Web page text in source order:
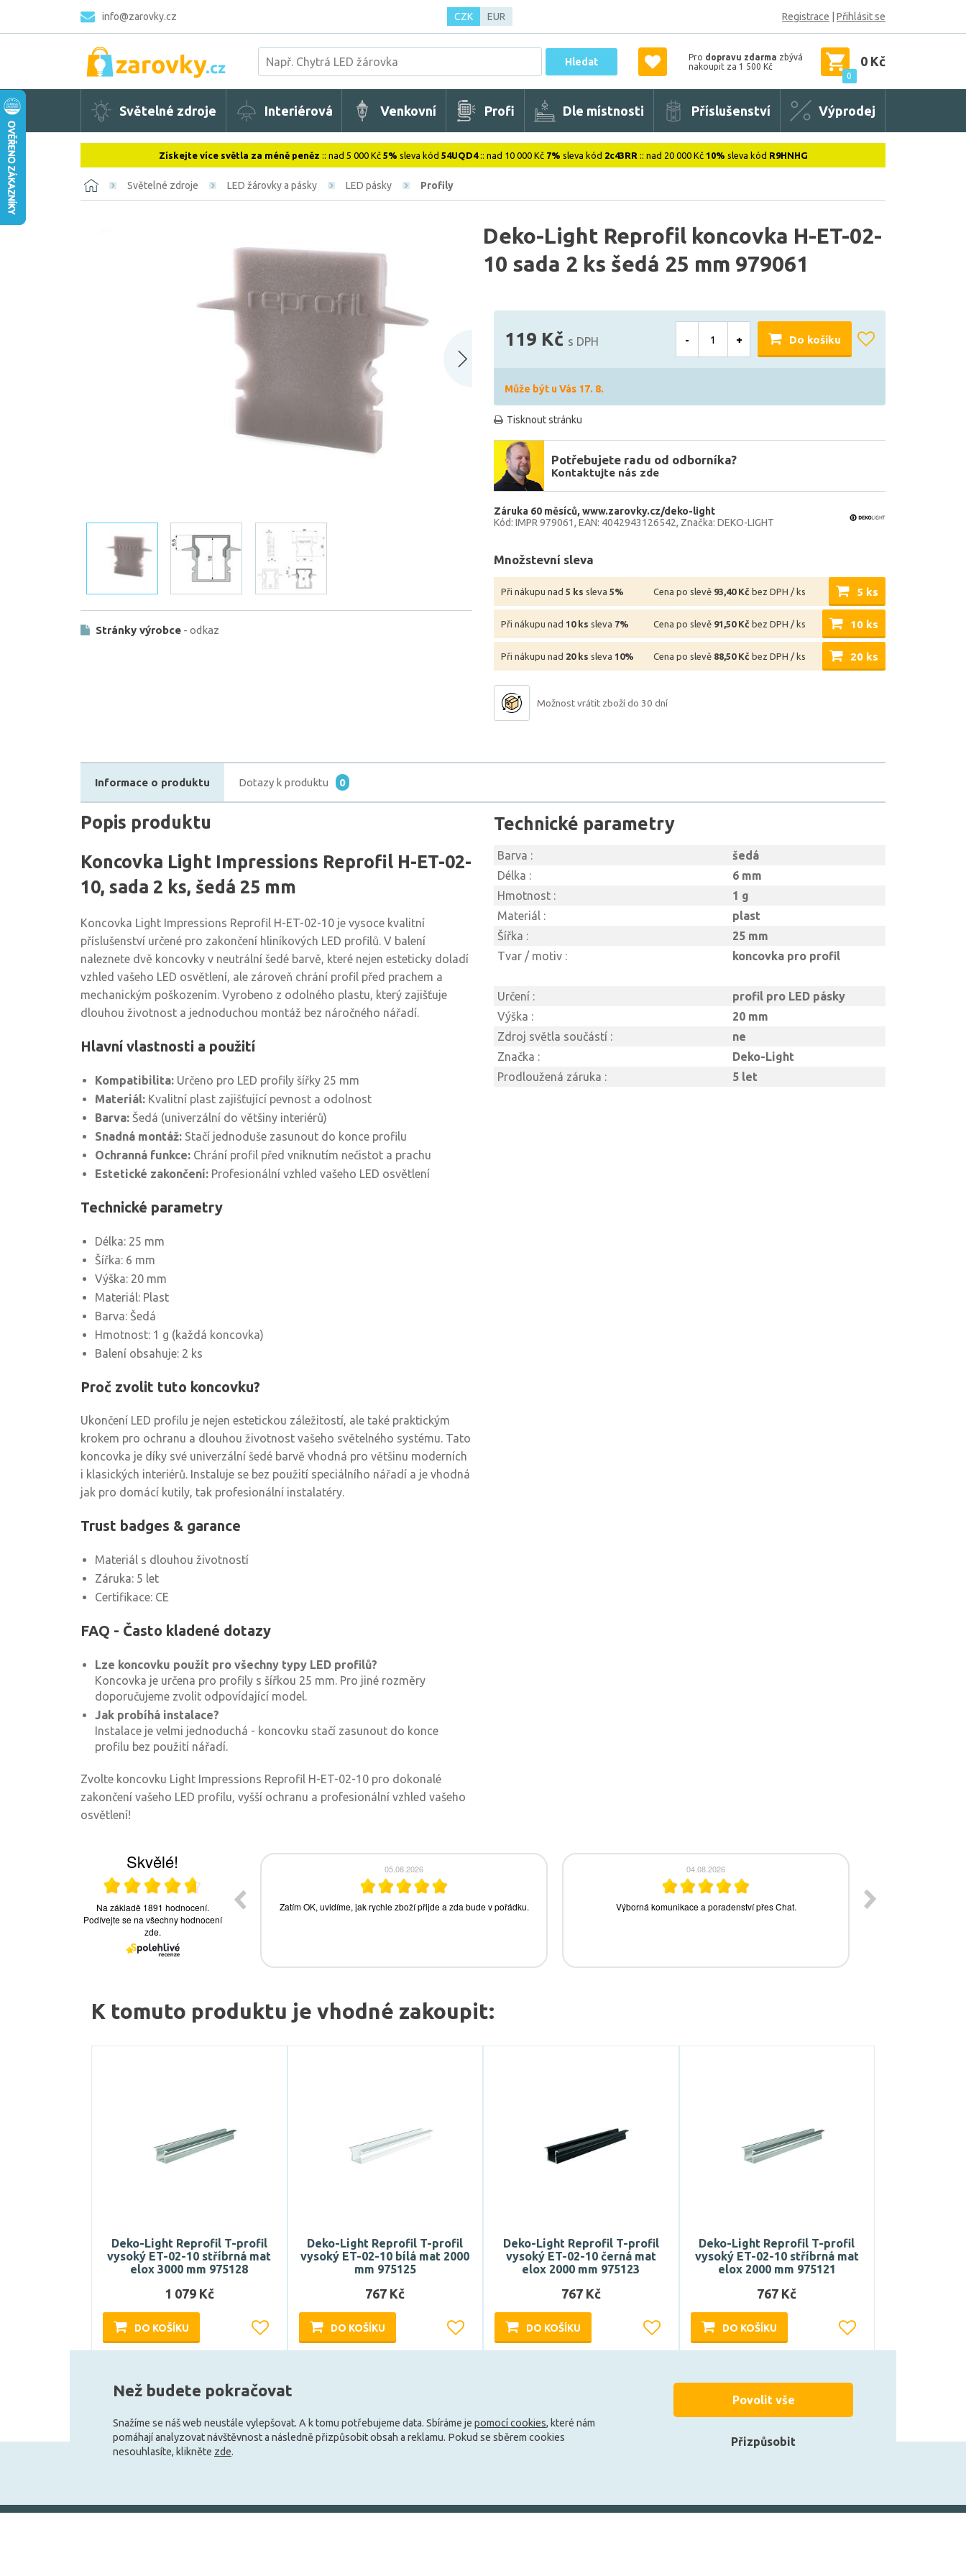
info@zarovky.cz CZK EUR Registrace Přihlásit se
Hledat Pro dopravu zdarma zbývá
nakoupit za 1 500 Kč
0
0 Kč
Světelné zdroje Interiérová Venkovní Profi Dle místnosti Příslušenství Výprodej
Získejte více světla za méně peněz :: nad 5 000 Kč 5% sleva kód 54UQD4:: nad 10 000 Kč 7% sleva kód 2c43RR :: nad 20 000 Kč 10% sleva kód R9HNHG
Světelné zdroje LED žárovky a pásky LED pásky Profily
Deko-Light Reprofil koncovka H-ET-02-
10 sada 2 ks šedá 25 mm 979061
Stránky výrobce - odkaz
119 Kč s DPH - + Do košíku
Může být u Vás 17. 8.
Tisknout stránku
Potřebujete radu od odborníka?
Kontaktujte nás zde
Záruka 60 měsíců www.zarovky.cz/deko-light
Kód: IMPR 979061 EAN: 4042943126542 Značka: DEKO-LIGHT
Množstevní sleva
Při nákupu nad 5 ks sleva 5% Cena po slevě 93,40 Kč bez DPH / ks 5 ks
Při nákupu nad 10 ks sleva 7% Cena po slevě 91,50 Kč bez DPH / ks 10 ks
Při nákupu nad 20 ks sleva 10% Cena po slevě 88,50 Kč bez DPH / ks 20 ks
Možnost vrátit zboží do 30 dní
Informace o produktu Dotazy k produktu 0
Popis produktu
Koncovka Light Impressions Reprofil H-ET-02-
10, sada 2 ks, šedá 25 mm
Koncovka Light Impressions Reprofil H-ET-02-10 je vysoce kvalitní
příslušenství určené pro zakončení hliníkových LED profilů. V balení
naleznete dvě koncovky v neutrální šedé barvě, které nejen esteticky doladí
vzhled vašeho LED osvětlení, ale zároveň chrání profil před prachem a
mechanickým poškozením. Vyrobeno z odolného plastu, který zajišťuje
dlouhou životnost a jednoduchou montáž bez náročného nářadí.
Hlavní vlastnosti a použití
Kompatibilita: Určeno pro LED profily šířky 25 mm
Materiál: Kvalitní plast zajišťující pevnost a odolnost
Barva: Šedá (univerzální do většiny interiérů)
Snadná montáž: Stačí jednoduše zasunout do konce profilu
Ochranná funkce: Chrání profil před vniknutím nečistot a prachu
Estetické zakončení: Profesionální vzhled vašeho LED osvětlení
Technické parametry
Délka: 25 mm
Šířka: 6 mm
Výška: 20 mm
Materiál: Plast
Barva: Šedá
Hmotnost: 1 g (každá koncovka)
Balení obsahuje: 2 ks
Proč zvolit tuto koncovku?
Ukončení LED profilu je nejen estetickou záležitostí, ale také praktickým
krokem pro ochranu a dlouhou životnost vašeho světelného systému. Tato
koncovka je díky své univerzální šedé barvě vhodná pro většinu moderních
i klasických interiérů. Instaluje se bez použití speciálního nářadí a je vhodná
jak pro domácí kutily, tak profesionální instalatéry.
Trust badges & garance
Materiál s dlouhou životností
Záruka: 5 let
Certifikace: CE
FAQ - Často kladené dotazy
Lze koncovku použít pro všechny typy LED profilů?
Koncovka je určena pro profily s šířkou 25 mm. Pro jiné rozměry
doporučujeme zvolit odpovídající model.
Jak probíhá instalace?
Instalace je velmi jednoduchá - koncovku stačí zasunout do konce
profilu bez použití nářadí.
Zvolte koncovku Light Impressions Reprofil H-ET-02-10 pro dokonalé
zakončení vašeho LED profilu, vyšší ochranu a profesionální vzhled vašeho
osvětlení!
Technické parametry
Barva :
šedá
Délka :
6 mm
Hmotnost :
1 g
Materiál :
plast
Šířka :
25 mm
Tvar / motiv :
koncovka pro profil
Určení :
profil pro LED pásky
Výška :
20 mm
Zdroj světla součástí :
ne
Značka :
Deko-Light
Prodloužená záruka :
5 let
K tomuto produktu je vhodné zakoupit:
Deko-Light Reprofil T-profil
vysoký ET-02-10 stříbrná mat
elox 3000 mm 975128
1 079 Kč
DO KOŠÍKU
Deko-Light Reprofil T-profil
vysoký ET-02-10 bílá mat 2000
mm 975125
767 Kč
DO KOŠÍKU
Deko-Light Reprofil T-profil
vysoký ET-02-10 černá mat
elox 2000 mm 975123
767 Kč
DO KOŠÍKU
Deko-Light Reprofil T-profil
vysoký ET-02-10 stříbrná mat
elox 2000 mm 975121
767 Kč
DO KOŠÍKU
Než budete pokračovat
Snažíme se náš web neustále vylepšovat. A k tomu potřebujeme data. Sbíráme je pomocí cookies, které nám
pomáhají analyzovat návštěvnost a následně přizpůsobit obsah a reklamu. Pokud se sběrem cookies
nesouhlasíte, klikněte zde.
Přizpůsobit
Povolit vše